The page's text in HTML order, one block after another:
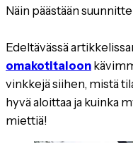
Näin päästään
Edeltävässä
omakotitaloon
vinkkejä siihen, mistä
hyvä aloittaa ja kuinka
miettiä!